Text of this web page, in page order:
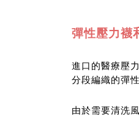
彈性壓力襪
進口的醫療壓
分段編織的彈
由於需要清洗